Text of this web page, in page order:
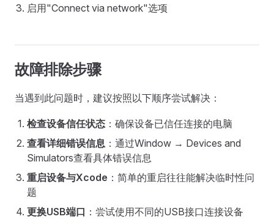
启用"Connect via network"选项
故障排除步骤
当遇到此问题时，建议按照以下顺序尝试解决：
检查设备信任状态 ：确保设备已信任连接的电脑
查看详细错误信息 ：通过Window → Devices and
Simulators查看具体错误信息
重启设备与Xcode ：简单的重启往往能解决临时性问
题
更换USB端口 ：尝试使用不同的USB接口连接设备